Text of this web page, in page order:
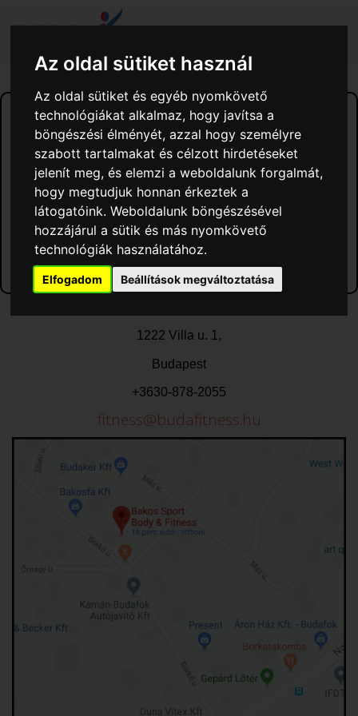
Az oldal sütiket használ
Az oldal sütiket és egyéb nyomkövető
technológiákat alkalmaz, hogy javítsa a
böngészési élményét, azzal hogy személyre
szabott tartalmakat és célzott hirdetéseket
jelenít meg, és elemzi a weboldalunk forgalmát,
hogy megtudjuk honnan érkeztek a
látogatóink. Weboldalunk böngészésével
hozzájárul a sütik és más nyomkövető
technológiák használatához.
Elfogadom Beállítások megváltoztatása
2026. FEBRUÁR 07.
Edzőink
Csoportos óra edzőink
Személyi edzőink
Rúdfitness
1222 Villa u. 1,
Budapest
+3630-878-2055
fitness@budafitness.hu